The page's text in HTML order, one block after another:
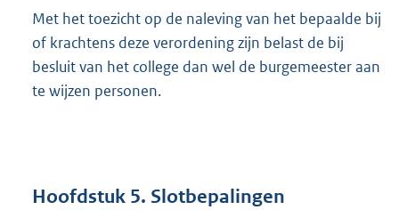
Met het toezicht op de naleving van het bepaalde bij
of krachtens deze verordening zijn belast de bij
besluit van het college dan wel de burgemeester aan
te wijzen personen.
Hoofdstuk 5. Slotbepalingen